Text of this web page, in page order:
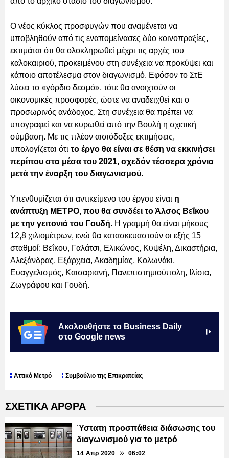
Ο νέος κύκλος προσφυγών που αναμένεται να
υποβληθούν από τις εναπομείνασες δύο κοινοπραξίες,
εκτιμάται ότι θα ολοκληρωθεί μέχρι τις αρχές του
καλοκαιριού, προκειμένου στη συνέχεια να προκύψει και
κάποιο αποτέλεσμα στον διαγωνισμό. Εφόσον το ΣτΕ
λύσει το «γόρδιο δεσμό», τότε θα ανοιχτούν οι
οικονομικές προσφορές, ώστε να αναδειχθεί και ο
προσωρινός ανάδοχος. Στη συνέχεια θα πρέπει να
υπογραφεί και να κυρωθεί από την Βουλή η σχετική
σύμβαση. Με τις πλέον αισιόδοξες εκτιμήσεις,
υπολογίζεται ότι το έργο θα είναι σε θέση να εκκινήσει
περίπου στα μέσα του 2021, σχεδόν τέσσερα χρόνια
μετά την έναρξη του διαγωνισμού.
Υπενθυμίζεται ότι αντικείμενο του έργου είναι η
ανάπτυξη ΜΕΤΡΟ, που θα συνδέει το Άλσος Βεΐκου
με την γειτονιά του Γουδή. Η γραμμή θα είναι μήκους
12,8 χιλιομέτρων, ενώ θα κατασκευαστούν οι εξής 15
σταθμοί: Βεΐκου, Γαλάτσι, Ελικώνος, Κυψέλη, Δικαστήρια,
Αλεξάνδρας, Εξάρχεια, Ακαδημίας, Κολωνάκι,
Ευαγγελισμός, Καισαριανή, Πανεπιστημιούπολη, Ιλίσια,
Ζωγράφου και Γουδή.
Ακολουθήστε το Business Daily
στο Google news
Αττικό Μετρό Συμβούλιο της Επικρατείας
ΣΧΕΤΙΚΑ ΑΡΘΡΑ
Ύστατη προσπάθεια διάσωσης του
διαγωνισμού για το μετρό
14 Απρ 2020 06:02